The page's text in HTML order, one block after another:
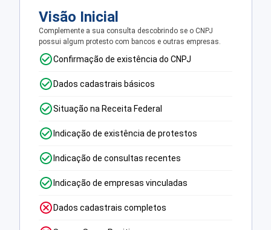
Visão Inicial
Complemente a sua consulta descobrindo se o CNPJ
possui algum protesto com bancos e outras empresas.
Confirmação de existência do CNPJ
Dados cadastrais básicos
Situação na Receita Federal
Indicação de existência de protestos
Indicação de consultas recentes
Indicação de empresas vinculadas
Dados cadastrais completos